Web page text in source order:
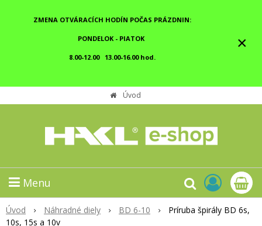
ZMENA OTVÁRACÍCH HODÍN POČAS PRÁZDNIN:
PONDELOK - PIATOK
8.00-12.00 13.00-16.00 hod.
×
Úvod
Menu
Úvod Náhradné diely BD 6-10
Príruba špirály BD 6s,
10s, 15s a 10v